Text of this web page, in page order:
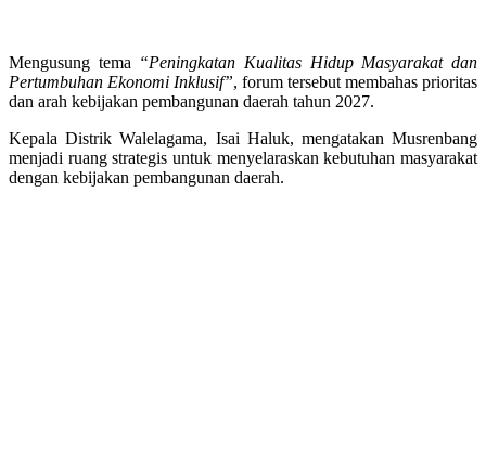
Mengusung tema “Peningkatan Kualitas Hidup Masyarakat dan
Pertumbuhan Ekonomi Inklusif”, forum tersebut membahas prioritas
dan arah kebijakan pembangunan daerah tahun 2027.
Kepala Distrik Walelagama, Isai Haluk, mengatakan Musrenbang
menjadi ruang strategis untuk menyelaraskan kebutuhan masyarakat
dengan kebijakan pembangunan daerah.